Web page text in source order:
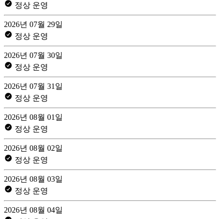
정상 운영
2026년 07월 29일
정상 운영
2026년 07월 30일
정상 운영
2026년 07월 31일
정상 운영
2026년 08월 01일
정상 운영
2026년 08월 02일
정상 운영
2026년 08월 03일
정상 운영
2026년 08월 04일